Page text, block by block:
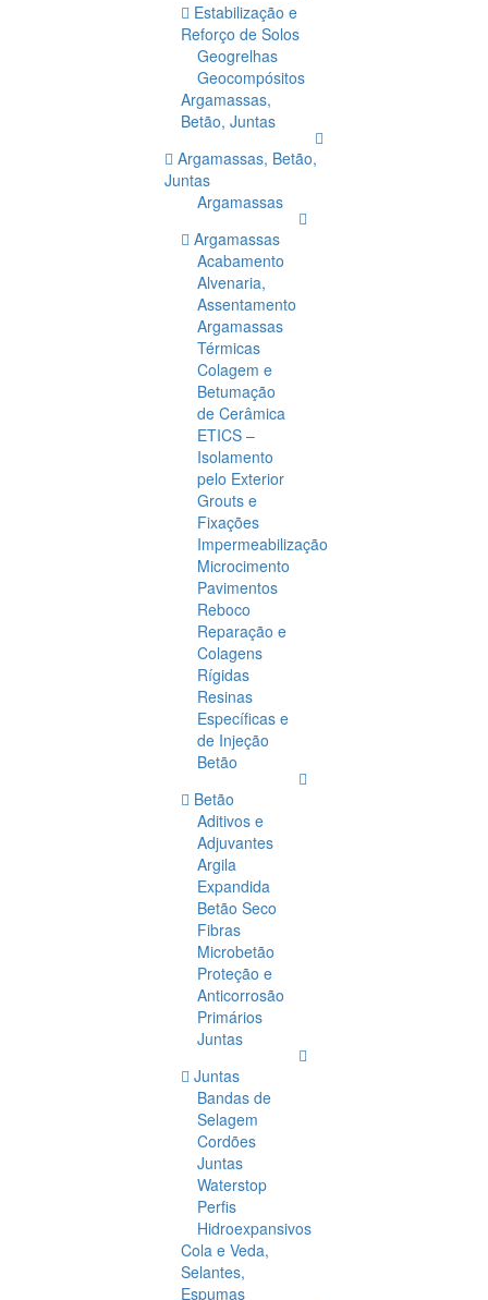
Estabilização e
Reforço de Solos
Geogrelhas
Geocompósitos
Argamassas,
Betão, Juntas
Argamassas, Betão,
Juntas
Argamassas
Argamassas
Acabamento
Alvenaria,
Assentamento
Argamassas
Térmicas
Colagem e
Betumação
de Cerâmica
ETICS –
Isolamento
pelo Exterior
Grouts e
Fixações
Impermeabilização
Microcimento
Pavimentos
Reboco
Reparação e
Colagens
Rígidas
Resinas
Específicas e
de Injeção
Betão
Betão
Aditivos e
Adjuvantes
Argila
Expandida
Betão Seco
Fibras
Microbetão
Proteção e
Anticorrosão
Primários
Juntas
Juntas
Bandas de
Selagem
Cordões
Juntas
Waterstop
Perfis
Hidroexpansivos
Cola e Veda,
Selantes,
Espumas